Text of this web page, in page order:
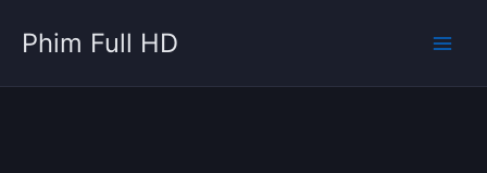
dung
Phim Full HD